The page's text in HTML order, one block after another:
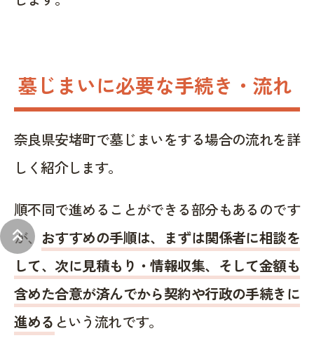
keyboard_double_arrow_up
墓じまいに必要な手続き・流れ
奈良県安堵町で墓じまいをする場合の流れを詳
しく紹介します。
順不同で進めることができる部分もあるのです
が、 おすすめの手順は、まずは関係者に相談を
して、次に見積もり・情報収集、そして金額も
含めた合意が済んでから契約や行政の手続きに
進める という流れです。